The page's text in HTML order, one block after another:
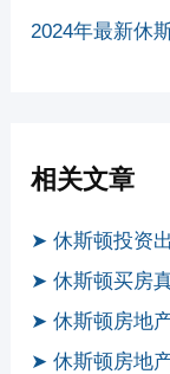
2024年最新休
相关文章
➤ 休斯顿投资
➤ 休斯顿买房
➤ 休斯顿房地
➤ 休斯顿房地